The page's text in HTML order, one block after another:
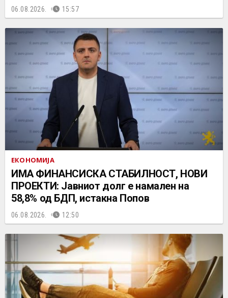
06.08.2026. 15:57
ЕКОНОМИЈА
ИМА ФИНАНСИСКА СТАБИЛНОСТ, НОВИ
ПРОЕКТИ: Јавниот долг е намален на
58,8% од БДП, истакна Попов
06.08.2026. 12:50